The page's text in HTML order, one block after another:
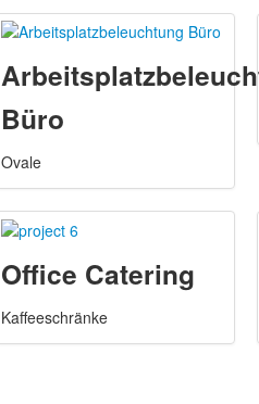
Büro
Ovale
Office Catering
Kaffeeschränke